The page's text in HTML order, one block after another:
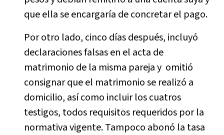
que ella se encargaría de concretar el pago.
Por otro lado, cinco días después, incluyó
declaraciones falsas en el acta de
matrimonio de la misma pareja y omitió
consignar que el matrimonio se realizó a
domicilio, así como incluir los cuatros
testigos, todos requisitos requeridos por la
normativa vigente. Tampoco abonó la tasa